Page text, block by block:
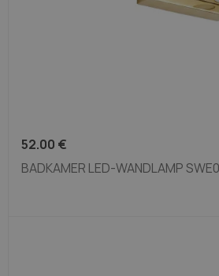
52.00 €
BADKAMER LED-WANDLAMP